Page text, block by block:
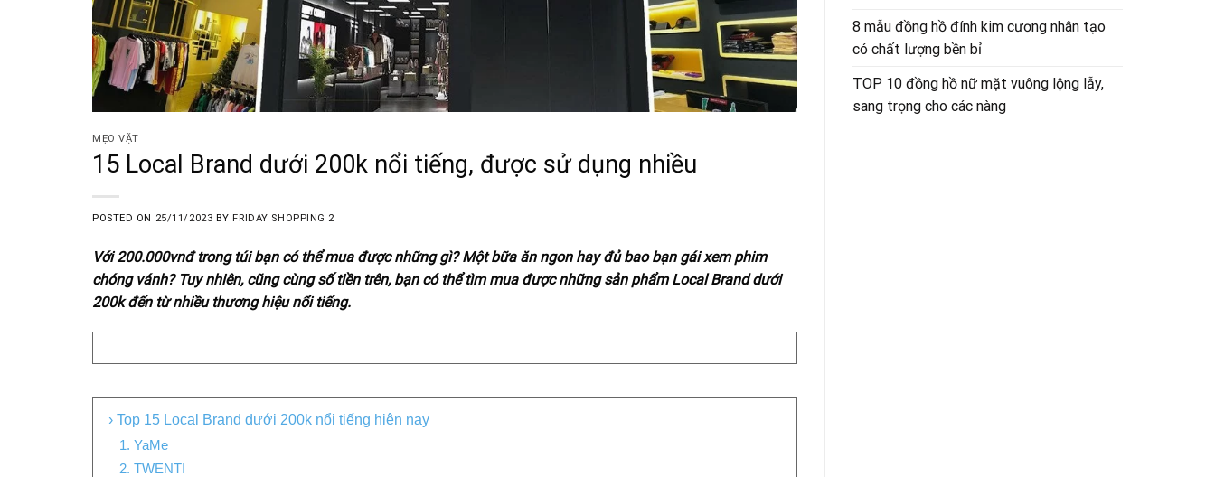
MẸO VẶT
15 Local Brand dưới 200k nổi tiếng, được sử dụng nhiều
POSTED ON 25/11/2023 BY FRIDAY SHOPPING 2
Với 200.000vnđ trong túi bạn có thể mua được những gì? Một bữa ăn ngon hay đủ bao bạn gái xem phim
chóng vánh? Tuy nhiên, cũng cùng số tiền trên, bạn có thể tìm mua được những sản phẩm Local Brand dưới
200k đến từ nhiều thương hiệu nổi tiếng.
› Top 15 Local Brand dưới 200k nổi tiếng hiện nay
1. YaMe
2. TWENTI
8 mẫu đồng hồ đính kim cương nhân tạo
có chất lượng bền bỉ
TOP 10 đồng hồ nữ mặt vuông lộng lẫy,
sang trọng cho các nàng